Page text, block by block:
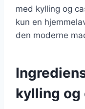
med kylling og
kun en
den moderne
kylling og